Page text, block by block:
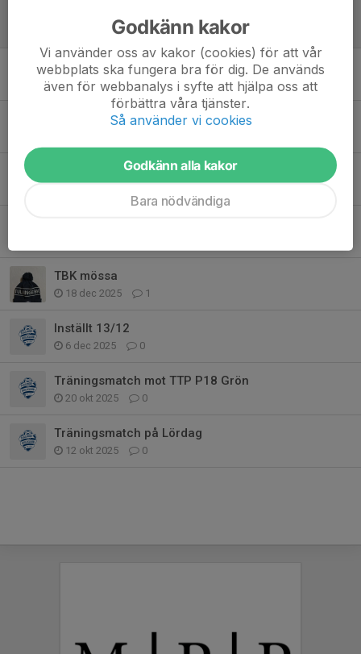
15 feb, 12:55 0
Förstärkning till ledar-teamet...
29 jan, 14:56 0
Träningsmatch nu på Lördag
Inställd träning
TBK mössa
18 dec 2025 1
Inställt 13/12
6 dec 2025 0
Träningsmatch mot TTP P18 Grön
20 okt 2025 0
Träningsmatch på Lördag
12 okt 2025 0
Godkänn kakor
Vi använder oss av kakor (cookies) för att vår
webbplats ska fungera bra för dig. De används
även för webbanalys i syfte att hjälpa oss att
förbättra våra tjänster.
Så använder vi cookies
Godkänn alla kakor
Bara nödvändiga